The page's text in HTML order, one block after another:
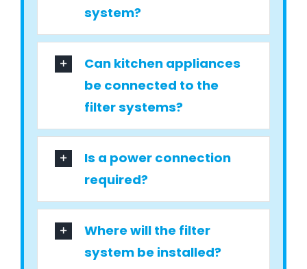
system?
Can kitchen appliances
be connected to the
filter systems?
Is a power connection
required?
Where will the filter
system be installed?